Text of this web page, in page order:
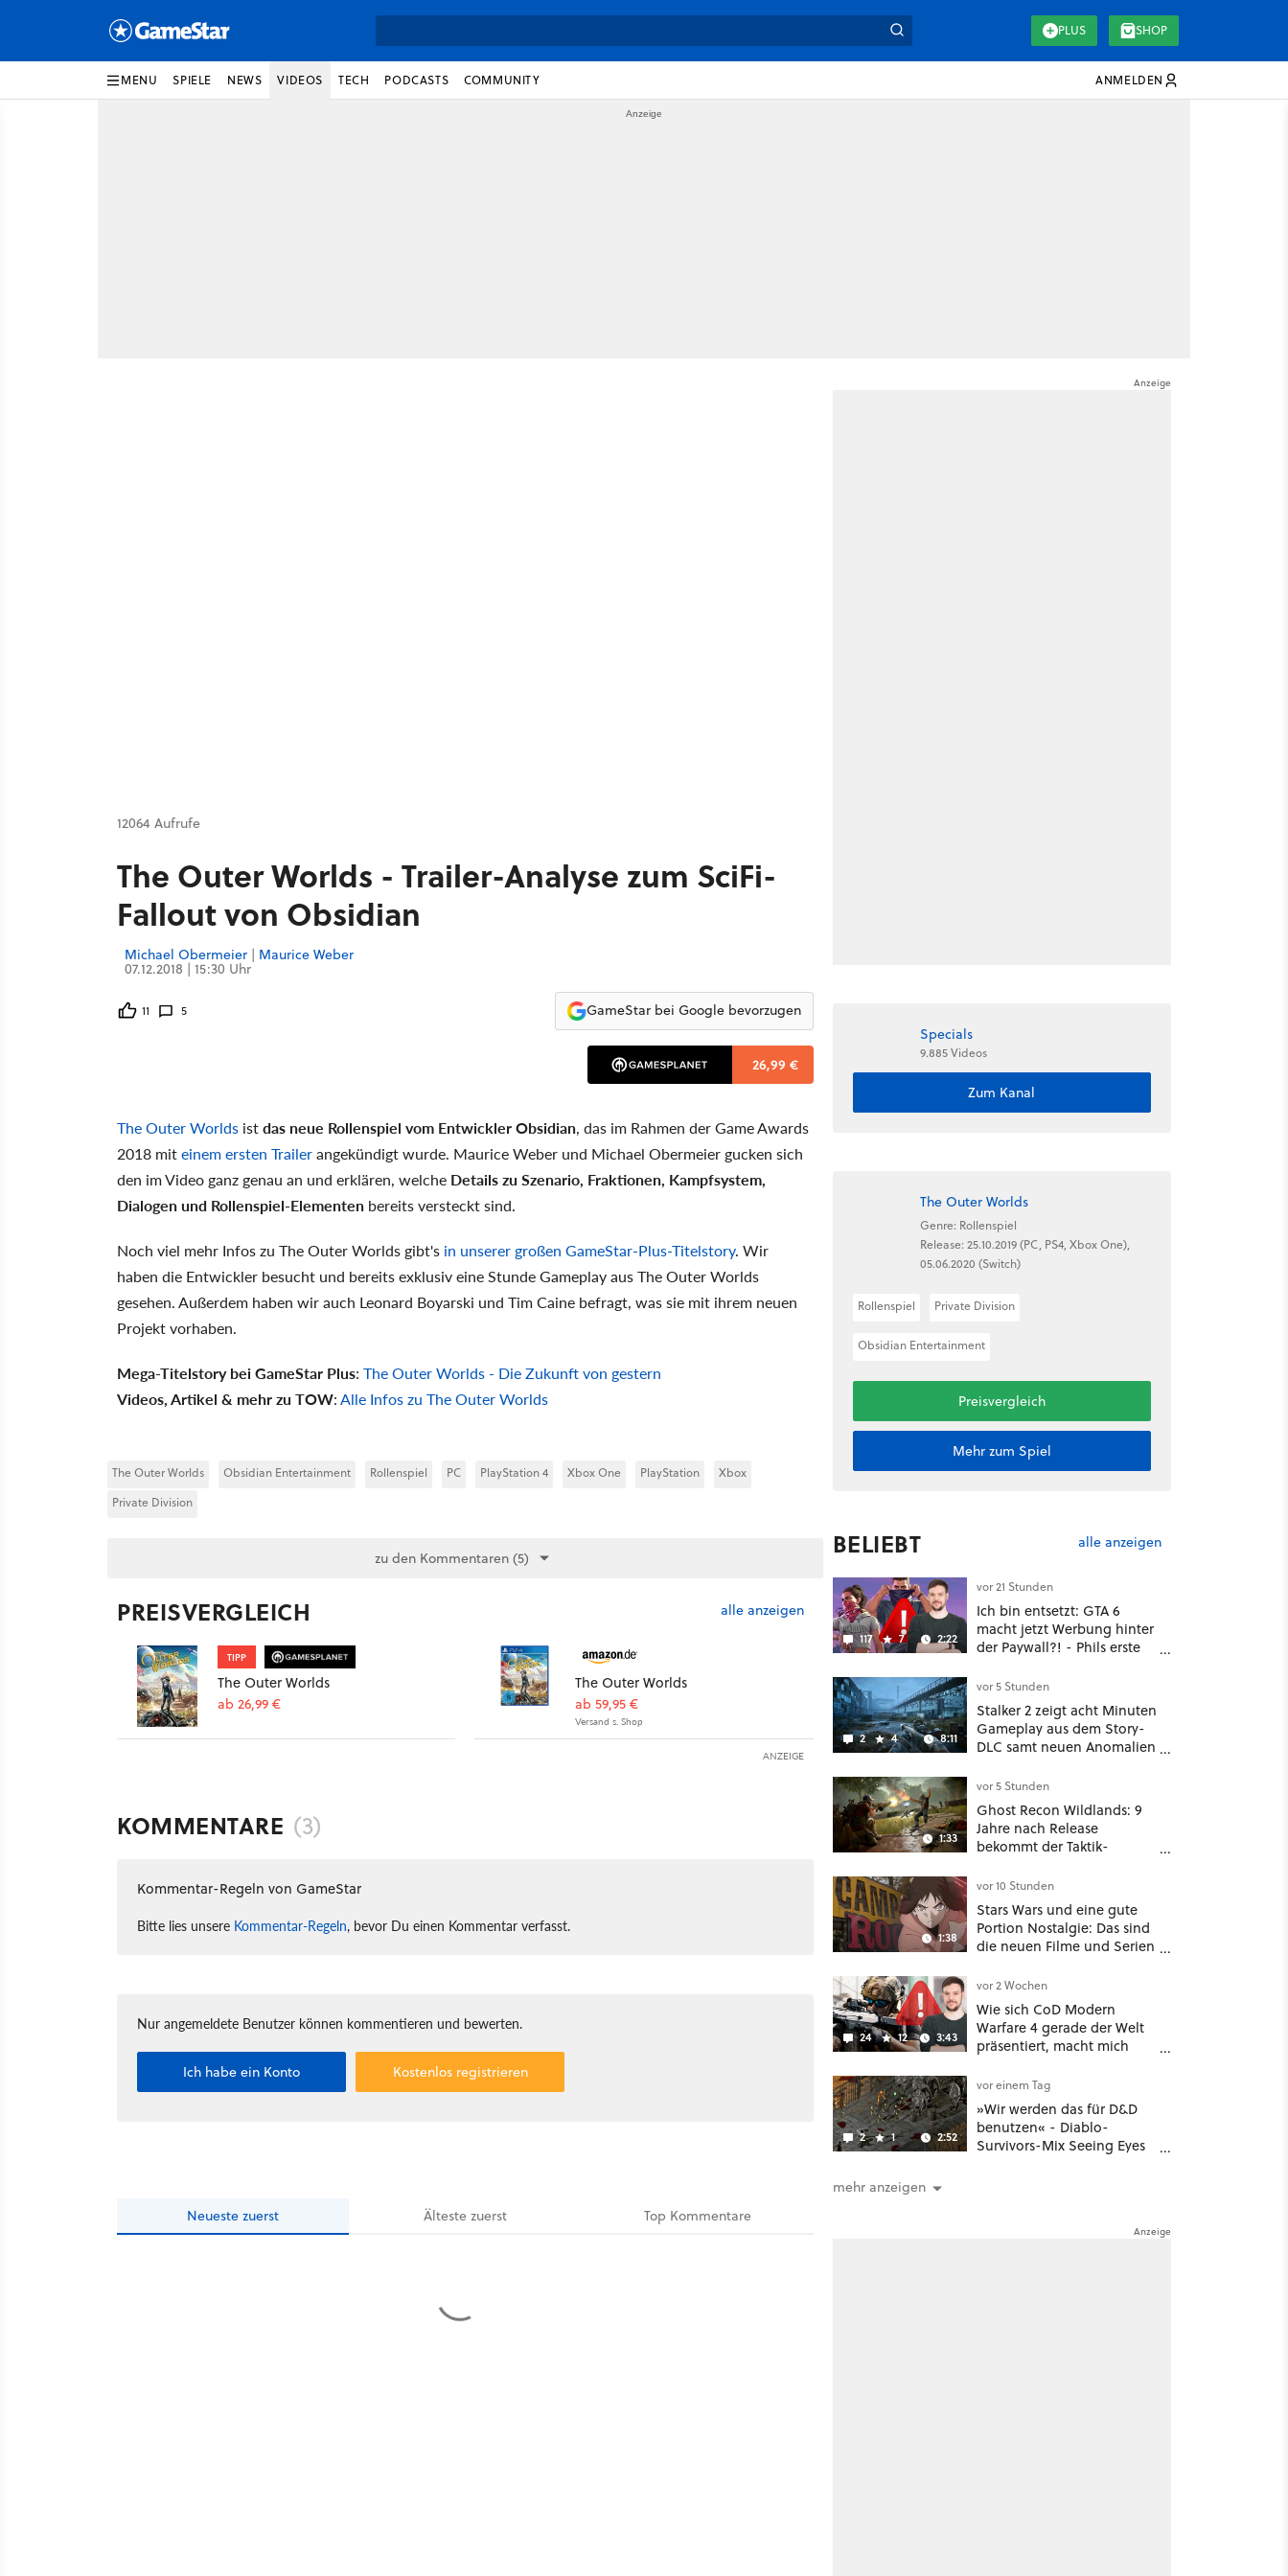
PLUS SHOP
MENU SPIELE NEWS VIDEOS TECH PODCASTS COMMUNITY ANMELDEN
12064 Aufrufe
The Outer Worlds - Trailer-Analyse zum SciFi-
Fallout von Obsidian
Michael Obermeier | Maurice Weber
07.12.2018 | 15:30 Uhr
11 5 GameStar bei Google bevorzugen
26,99 €
The Outer Worlds istdas neue Rollenspiel vom Entwickler Obsidian, das im Rahmen der Game Awards
2018 miteinem ersten Trailerangekündigt wurde. Maurice Weber und Michael Obermeier gucken sich
den im Video ganz genau an und erklären, welche Details zu Szenario, Fraktionen, Kampfsystem,
Dialogen und Rollenspiel-Elementen bereits versteckt sind.
Noch viel mehr Infos zu The Outer Worlds gibt's in unserer großen GameStar-Plus-Titelstory. Wir
haben die Entwickler besucht und bereits exklusiv eine Stunde Gameplay aus The Outer Worlds
gesehen. Außerdem haben wir auch Leonard Boyarski und Tim Caine befragt, was sie mit ihrem neuen
Projekt vorhaben.
Mega-Titelstory bei GameStar Plus: The Outer Worlds - Die Zukunft von gestern
Videos, Artikel & mehr zu TOW:Alle Infos zu The Outer Worlds
The Outer Worlds Obsidian Entertainment Rollenspiel PC PlayStation 4 Xbox One PlayStation
Xbox
Private Division
zu den Kommentaren (5)
PREISVERGLEICH alle anzeigen
TIPP
The Outer Worlds
ab 26,99 €
The Outer Worlds
ab 59,95 €
Versand s. Shop
ANZEIGE
KOMMENTARE (3)
Kommentar-Regeln von GameStar
Bitte lies unsere Kommentar-Regeln, bevor Du einen Kommentar verfasst.
Nur angemeldete Benutzer können kommentieren und bewerten.
Ich habe ein Konto Kostenlos registrieren
Neueste zuerst Ältestezuerst Top Kommentare
Specials
9.885 Videos
Zum Kanal
The Outer Worlds
Genre: Rollenspiel
Release: 25.10.2019 (PC, PS4, Xbox One),
05.06.2020 (Switch)
Rollenspiel Private Division
Obsidian Entertainment
Preisvergleich
Mehr zum Spiel
BELIEBT alle anzeigen
117 7 2:22
vor 21 Stunden
Ich bin entsetzt: GTA 6
macht jetzt Werbung hinter
der Paywall?! - Phils erste
Deal
2 4 8:11
vor 5 Stunden
Stalker 2 zeigt acht Minuten
Gameplay aus dem Story-
DLC samt neuen Anomalien
1:33
vor 5 Stunden
Ghost Recon Wildlands: 9
Jahre nach Release
bekommt der Taktik-
nochmal ein dickes Update
1:38
vor 10 Stunden
Stars Wars und eine gute
Portion Nostalgie: Das sind
die neuen Filme und Serien
24 12 3:43
vor 2 Wochen
Wie sich CoD Modern
Warfare 4 gerade der Welt
präsentiert, macht mich
2 1 2:52
vor einem Tag
»Wir werden das für D&D
benutzen« - Diablo-
Survivors-Mix Seeing Eyes
mehr anzeigen